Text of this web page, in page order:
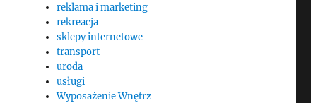
reklama i marketing
rekreacja
sklepy internetowe
transport
uroda
usługi
Wyposażenie Wnętrz